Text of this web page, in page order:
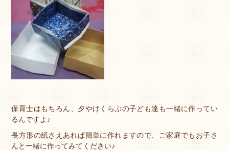
保育士はもちろん、夕やけくらぶの子ども達も一緒に作ってい
るんですよ♪
長方形の紙さえあれば簡単に作れますので、ご家庭でもお子さ
んと一緒に作ってみてください♪